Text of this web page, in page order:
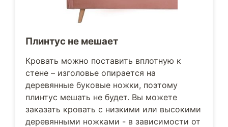
Плинтус не мешает
Кровать можно поставить вплотную к
стене – изголовье опирается на
деревянные буковые ножки, поэтому
плинтус мешать не будет. Вы можете
заказать кровать с низкими или высокими
деревянными ножками - в зависимости от